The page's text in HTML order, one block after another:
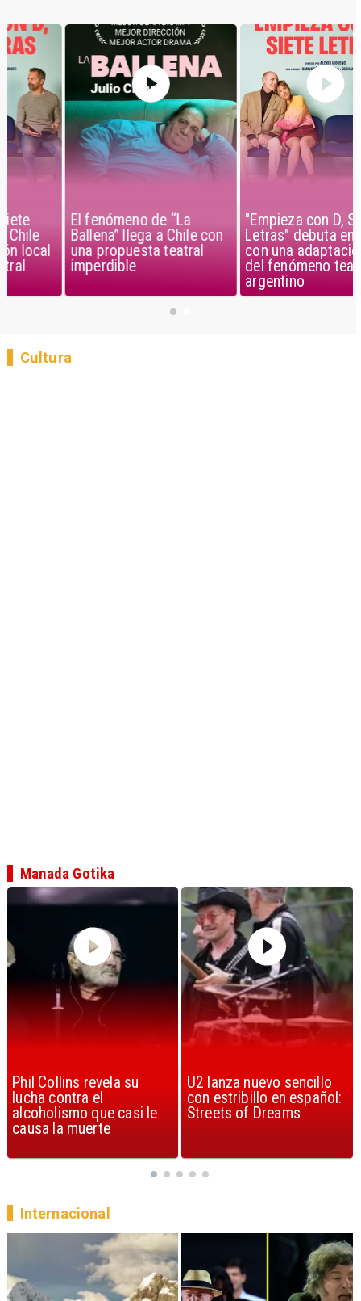
El fenómeno de “La
Ballena” llega a Chile con
una propuesta teatral
imperdible
"Empieza con D, Siete
Letras" debuta en Chile
con una adaptación local
del fenómeno teatral
argentino
Cultura
U2 lanza nuevo sencillo
con estribillo en español:
Streets of Dreams
“Africa” de Toto es
considerada la mejor
canción, según la ciencia
Manada Gotika
Internacional